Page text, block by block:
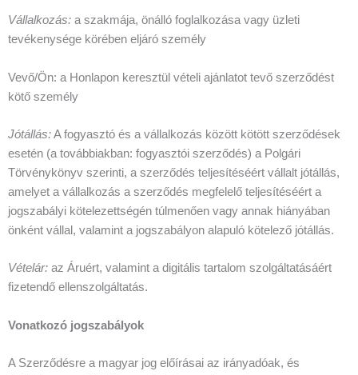
Vállalkozás: a szakmája, önálló foglalkozása vagy üzleti
tevékenysége körében eljáró személy
Vevő/Ön: a Honlapon keresztül vételi ajánlatot tevő szerződést
kötő személy
Jótállás:A fogyasztó és a vállalkozás között kötött szerződések
esetén (a továbbiakban: fogyasztói szerződés) a Polgári
Törvénykönyv szerinti, a szerződés teljesítéséért vállalt jótállás,
amelyet a vállalkozás a szerződés megfelelő teljesítéséért a
jogszabályi kötelezettségén túlmenően vagy annak hiányában
önként vállal, valamint a jogszabályon alapuló kötelező jótállás.
Vételár: az Áruért, valamint a digitális tartalom szolgáltatásáért
fizetendő ellenszolgáltatás.
Vonatkozó jogszabályok
A Szerződésre a magyar jog előírásai az irányadóak, és